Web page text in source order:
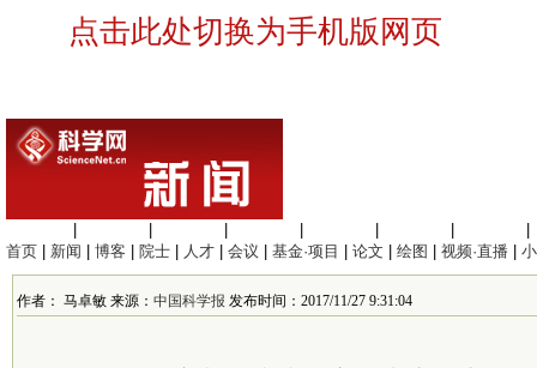
点击此处切换为手机版网页
首页
新闻 博客 院士 人才 会议 基金·项目 论文 绘图 视频·直播
作者： 马卓敏 来源： 中国科学报 发布时间：2017/11/27 9:31:04